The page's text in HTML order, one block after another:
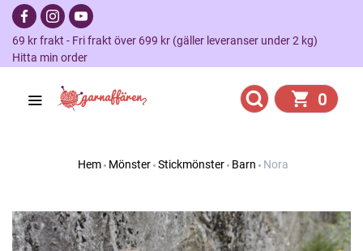
69 kr frakt - Fri frakt över 699 kr (gäller leveranser under 2 kg)
Hitta min order
0
Hem Mönster Stickmönster Barn Nora